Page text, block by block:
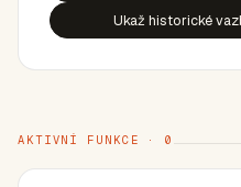
Ukaž historické
AKTIVNÍ FUNKCE · 0